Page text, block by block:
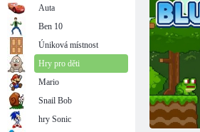
Maze
Auta
Ben 10
Úniková místnost
Hry pro děti
Mario
Snail Bob
hry Sonic